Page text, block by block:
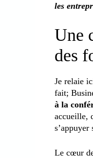
les
Une
des
Je relaie
fait;
à la
accueille,
Le cœur